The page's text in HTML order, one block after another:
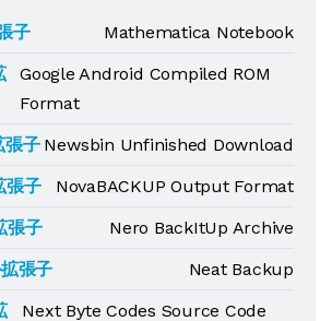
子
Mathematica Notebook
Google Android Compiled ROM
Format
張子 Newsbin Unfinished Download
張子
NovaBACKUP Output Format
張子
Nero BackItUp Archive
張子
Neat Backup
Next Byte Codes Source Code